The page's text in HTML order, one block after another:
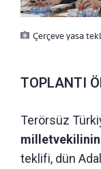
Çerçeve yasa
TOPLANTI
Terörsüz
milletvekilinin
teklifi, dün